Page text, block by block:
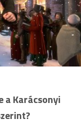
a Karácsonyi